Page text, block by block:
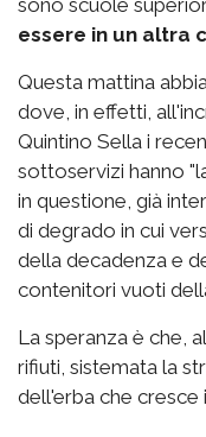
essere in un altra
Questa mattina
dove, in effetti,
Quintino Sella i
sottoservizi hanno
in questione, già
di degrado in cui
della decadenza e
contenitori vuoti
La speranza è che,
rifiuti, sistemata la
dell'erba che cresce